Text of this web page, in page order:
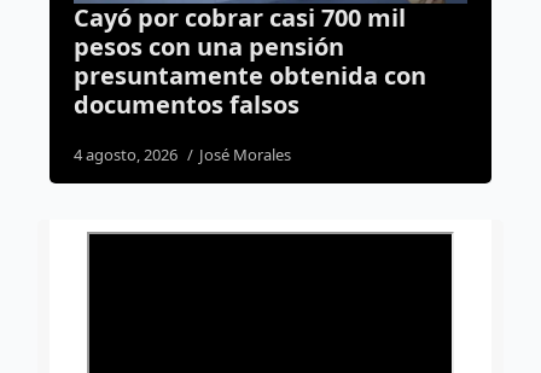
Programa Poliniza Querétaro
incrementa 157% el número de
apicultores en la capital